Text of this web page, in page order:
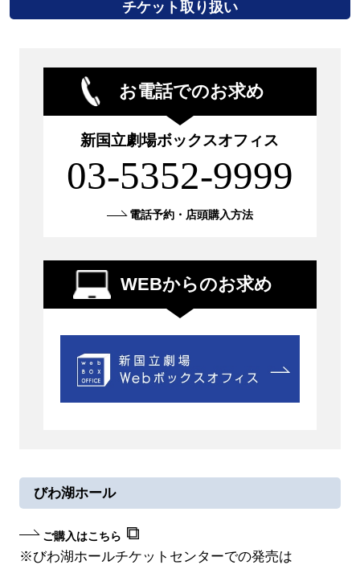
チケット取り扱い
お電話でのお求め
新国立劇場ボックスオフィス
03-5352-9999
電話予約・店頭購入方法
WEBからのお求め
びわ湖ホール
ご購入はこちら
※びわ湖ホールチケットセンターでの発売は